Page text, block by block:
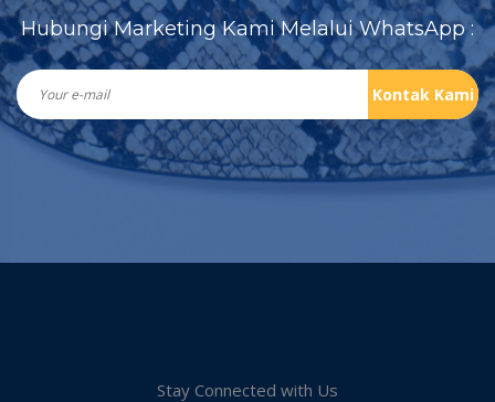
Hubungi Marketing Kami Melalui WhatsApp :
Kontak Kami
Stay Connected with Us